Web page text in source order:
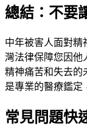
總結：不要
中年被害人面對精
灣法律保障您因他
精神痛苦和失去的
是專業的醫療鑑定
常見問題快